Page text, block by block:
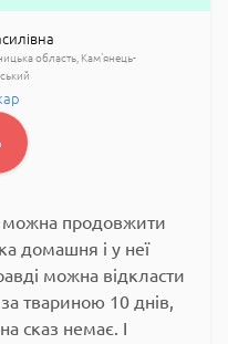
область Кам'янець-
продовжити
домашня і у неї
можна відкласти
твариною 10 днів,
сказ немає. І